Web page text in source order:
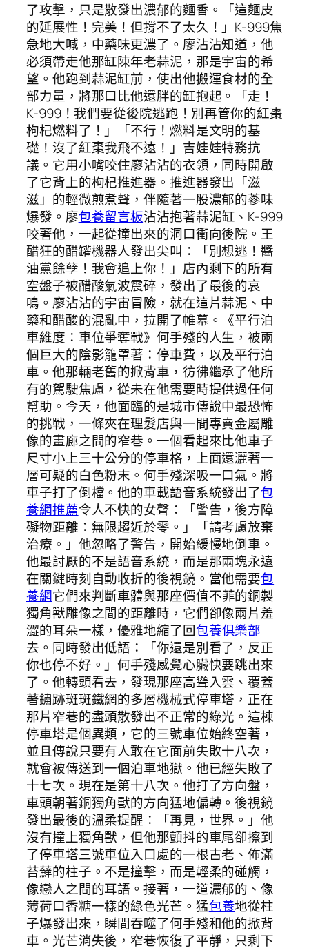
了攻擊，只是散發出濃郁的麵香。「這麵皮
的延展性！完美！但撐不了太久！」K-999焦
急地大喊，中藥味更濃了。廖沾沾知道，他
必須帶走他那缸陳年老蒜泥，那是宇宙的希
望。他跑到蒜泥缸前，使出他搬運食材的全
部力量，將那口比他還胖的缸抱起。「走！
K-999！我們要從後院逃跑！別再管你的紅棗
枸杞燃料了！」「不行！燃料是文明的基
礎！沒了紅棗我飛不遠！」吉娃娃特務抗
議。它用小嘴咬住廖沾沾的衣領，同時開啟
了它背上的枸杞推進器。推進器發出「滋
滋」的輕微煎煮聲，伴隨著一股濃郁的蔘味
爆發。廖包養留言板沾沾抱著蒜泥缸、K-999
咬著他，一起從撞出來的洞口衝向後院。王
醋狂的醋罐機器人發出尖叫：「別想逃！醬
油黨餘孽！我會追上你！」店內剩下的所有
空盤子被醋酸氣波震碎，發出了最後的哀
鳴。廖沾沾的宇宙冒險，就在這片蒜泥、中
藥和醋酸的混亂中，拉開了帷幕。《平行泊
車維度：車位爭奪戰》何手殘的人生，被兩
個巨大的陰影籠罩著：停車費，以及平行泊
車。他那輛老舊的掀背車，彷彿繼承了他所
有的駕駛焦慮，從未在他需要時提供過任何
幫助。今天，他面臨的是城市傳說中最恐怖
的挑戰，一條夾在理髮店與一間專賣金屬雕
像的畫廊之間的窄巷。一個看起來比他車子
尺寸小上三十公分的停車格，上面還灑著一
層可疑的白色粉末。何手殘深吸一口氣。將
車子打了倒檔。他的車載語音系統發出了包
養網推薦令人不快的女聲：「警告，後方障
礙物距離：無限趨近於零。」「請考慮放棄
治療。」他忽略了警告，開始緩慢地倒車。
他最討厭的不是語音系統，而是那兩塊永遠
在關鍵時刻自動收折的後視鏡。當他需要包
養網它們來判斷車體與那座價值不菲的銅製
獨角獸雕像之間的距離時，它們卻像兩片羞
澀的耳朵一樣，優雅地縮了回包養俱樂部
去。同時發出低語：「你還是別看了，反正
你也停不好。」何手殘感覺心臟快要跳出來
了。他轉頭看去，發現那座高聳入雲、覆蓋
著鏽跡斑斑鐵網的多層機械式停車塔，正在
那片窄巷的盡頭散發出不正常的綠光。這棟
停車塔是個異類，它的三號車位始終空著，
並且傳說只要有人敢在它面前失敗十八次，
就會被傳送到一個泊車地獄。他已經失敗了
十七次。現在是第十八次。他打了方向盤，
車頭朝著銅獨角獸的方向猛地偏轉。後視鏡
發出最後的溫柔提醒：「再見，世界。」他
沒有撞上獨角獸，但他那顫抖的車尾卻擦到
了停車塔三號車位入口處的一根古老、佈滿
苔蘚的柱子。不是撞擊，而是輕柔的碰觸，
像戀人之間的耳語。接著，一道濃郁的、像
薄荷口香糖一樣的綠色光芒。猛包養地從柱
子爆發出來，瞬間吞噬了何手殘和他的掀背
車。光芒消失後，窄巷恢復了平靜，只剩下